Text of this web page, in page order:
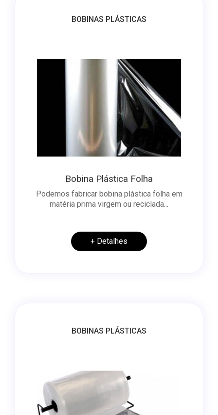
BOBINAS PLÁSTICAS
Bobina Plástica Folha
Podemos fabricar bobina plástica folha em
matéria prima virgem ou reciclada...
+ Detalhes
BOBINAS PLÁSTICAS